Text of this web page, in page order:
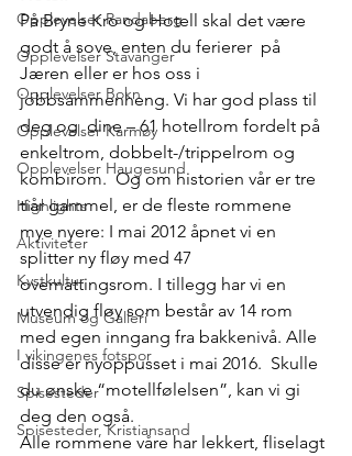
Opplevelser Randaberg
Opplevelser Stavanger
Opplevelser Bokn
Opplevelser Karmøy
Opplevelser Haugesund
Highlights
Aktiviteter
Kystkultur
Museum og Galleri
I vikingenes fotspor
Spisesteder
Spisesteder, Kristiansand
På Bryne Kro og Hotell skal det være
godt å sove, enten du ferierer  på
Jæren eller er hos oss i
jobbsammenheng. Vi har god plass til
deg og  dine – 61 hotellrom fordelt på
enkeltrom, dobbelt-/trippelrom og
kombirom.  Og om historien vår er tre
tiår gammel, er de fleste rommene
mye nyere: I mai 2012 åpnet vi en
splitter ny fløy med 47
overnattingsrom. I tillegg har vi en
utvendig fløy som består av 14 rom
med egen inngang fra bakkenivå. Alle
disse er nyoppusset i mai 2016.  Skulle
du ønske “motellfølelsen”, kan vi gi
deg den også.
Alle rommene våre har lekkert, fliselagt